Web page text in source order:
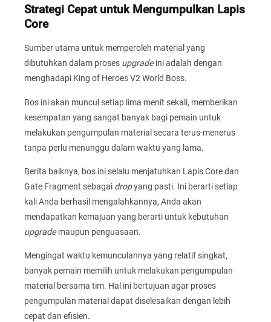
Strategi Cepat untuk Mengumpulkan Lapis
Core
Sumber utama untuk memperoleh material yang
dibutuhkan dalam proses upgradeini adalah dengan
menghadapi King of Heroes V2 World Boss.
Bos ini akan muncul setiap lima menit sekali, memberikan
kesempatan yang sangat banyak bagi pemain untuk
melakukan pengumpulan material secara terus-menerus
tanpa perlu menunggu dalam waktu yang lama.
Berita baiknya, bos ini selalu menjatuhkan Lapis Core dan
Gate Fragment sebagai dropyang pasti. Ini berarti setiap
kali Anda berhasil mengalahkannya, Anda akan
mendapatkan kemajuan yang berarti untuk kebutuhan
upgrademaupun penguasaan.
Mengingat waktu kemunculannya yang relatif singkat,
banyak pemain memilih untuk melakukan pengumpulan
material bersama tim. Hal ini bertujuan agar proses
pengumpulan material dapat diselesaikan dengan lebih
cepat dan efisien.